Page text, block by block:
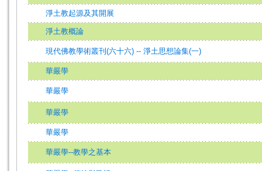
淨土教起源及其開展
淨土教概論
現代佛教學術叢刊(六十六) -- 淨土思想論集(一)
華嚴學
華嚴學
華嚴學
華嚴學
華嚴學--教學之基本